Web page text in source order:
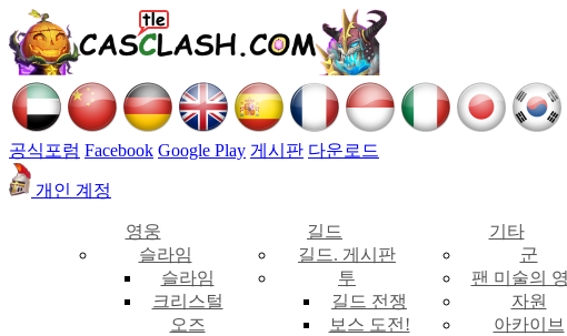
공식포럼 Facebook Google Play 게시판 다운로드
개인 계정
영웅
슬라임
슬라임
크리스털
오즈
길드
길드. 게시판
투
길드 전쟁
보스 도전!
기타
군
팬 미술의
자원
아카이브